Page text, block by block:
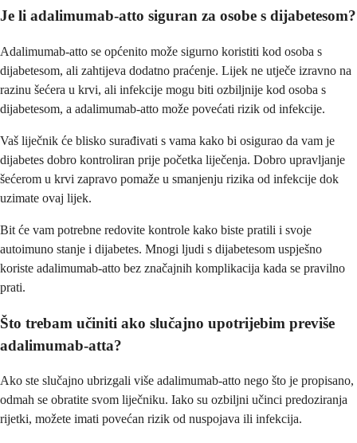
Je li adalimumab-atto siguran za osobe s dijabetesom?
Adalimumab-atto se općenito može sigurno koristiti kod osoba s
dijabetesom, ali zahtijeva dodatno praćenje. Lijek ne utječe izravno na
razinu šećera u krvi, ali infekcije mogu biti ozbiljnije kod osoba s
dijabetesom, a adalimumab-atto može povećati rizik od infekcije.
Vaš liječnik će blisko surađivati s vama kako bi osigurao da vam je
dijabetes dobro kontroliran prije početka liječenja. Dobro upravljanje
šećerom u krvi zapravo pomaže u smanjenju rizika od infekcije dok
uzimate ovaj lijek.
Bit će vam potrebne redovite kontrole kako biste pratili i svoje
autoimuno stanje i dijabetes. Mnogi ljudi s dijabetesom uspješno
koriste adalimumab-atto bez značajnih komplikacija kada se pravilno
prati.
Što trebam učiniti ako slučajno upotrijebim previše
adalimumab-atta?
Ako ste slučajno ubrizgali više adalimumab-atto nego što je propisano,
odmah se obratite svom liječniku. Iako su ozbiljni učinci predoziranja
rijetki, možete imati povećan rizik od nuspojava ili infekcija.